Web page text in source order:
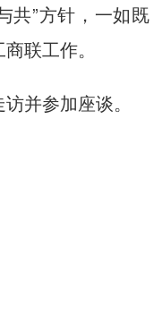
共”方针，一如既
联工作。
并参加座谈。